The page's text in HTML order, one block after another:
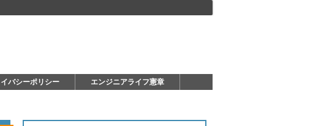
バシーポリシー エンジニアライフ憲章